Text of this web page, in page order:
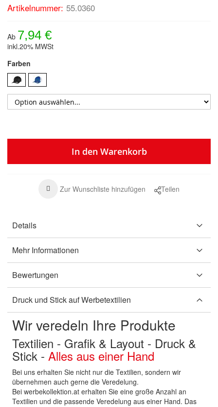
Artikelnummer: 55.0360
Ab 7,94 €
inkl.20% MWSt
Farben
In den Warenkorb
Zur Wunschliste hinzufügen Teilen
Details
Mehr Informationen
Bewertungen
Druck und Stick auf Werbetextilien
Wir veredeln Ihre Produkte
Textilien - Grafik & Layout - Druck &
Stick - Alles aus einer Hand
Bei uns erhalten Sie nicht nur die Textilien, sondern wir
übernehmen auch gerne die Veredelung.
Bei werbekollektion.at erhalten Sie eine große Anzahl an
Textilien und die passende Veredelung aus einer Hand. Das